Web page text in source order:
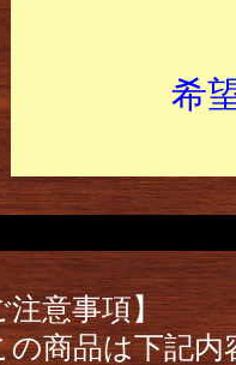
希
注意事項】
の商品は下記